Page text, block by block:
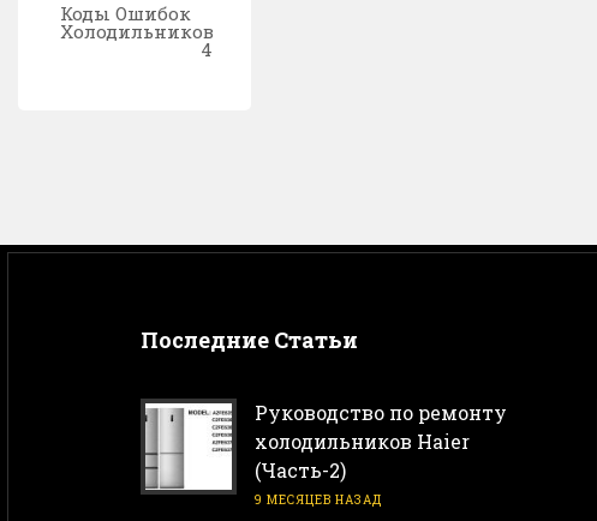
Коды Ошибок
Холодильников
4
Последние Статьи
Руководство по ремонту
холодильников Haier
(Часть-2)
9 МЕСЯЦЕВ НАЗАД